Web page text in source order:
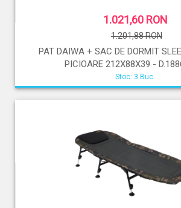
1.021,60 RON
1.201,88 RON
PAT DAIWA + SAC DE DORMIT
PICIOARE 212X88X39 -
Stoc: 3 Buc.